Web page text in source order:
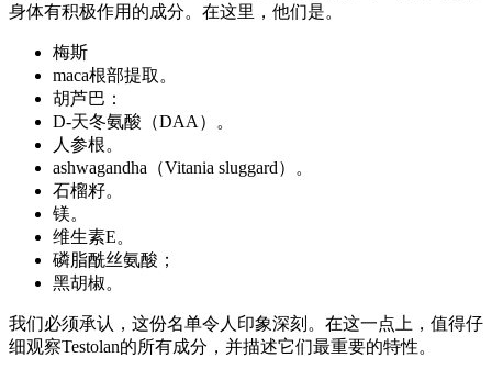
身体有积极作用的成分。在这里，他们是。
梅斯
maca根部提取。
胡芦巴：
D-天冬氨酸（DAA）。
人参根。
ashwagandha（Vitania sluggard）。
石榴籽。
镁。
维生素E。
磷脂酰丝氨酸；
黑胡椒。
我们必须承认，这份名单令人印象深刻。在这一点上，值得仔
细观察Testolan的所有成分，并描述它们最重要的特性。